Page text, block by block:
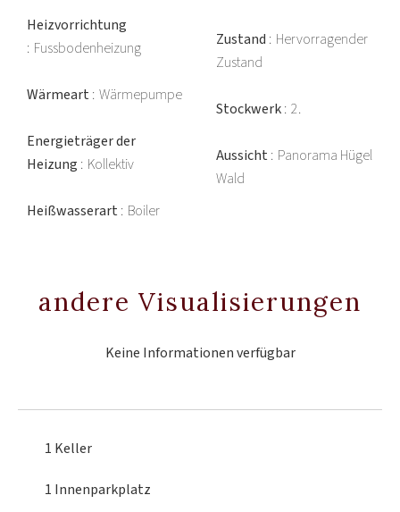
Heizvorrichtung
Fussbodenheizung
Wärmeart Wärmepumpe
Energieträger der
Heizung Kollektiv
Heißwasserart Boiler
Zustand Hervorragender
Zustand
Stockwerk 2.
Aussicht Panorama Hügel
Wald
andere Visualisierungen
Keine Informationen verfügbar
1 Keller
1 Innenparkplatz